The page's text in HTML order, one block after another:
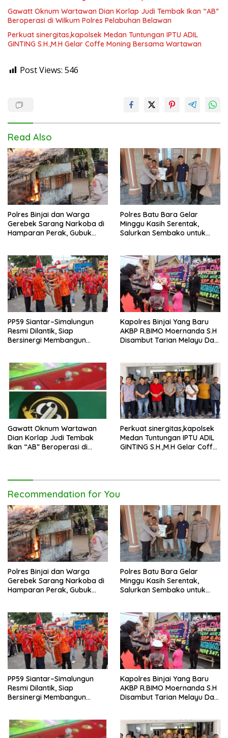
Gawatt Oknum Wartawan Dian Korlap Judi Tembak Ikan “AB”
Beroperasi di Wilkum Polres Pelabuhan Belawan
Perkuat sinergitas,kapolsek Medan Tuntungan IPTU ADIL
GINTING S.H.,M.H Gelar Coffe Moning Bersama Wartawan
Post Views: 546
Read Also
Polres Binjai dan Warga
Gerebek Sarang Narkoba di
Hamparan Perak, Gubuk
Polres Batu Bara Gelar
Minggu Kasih Serentak,
Salurkan Sembako untuk
PP59 Siantar–Simalungun
Resmi Dilantik, Siap
Bersinergi Membangun
Kapolres Binjai Yang Baru
AKBP R.BIMO Moernanda S.H
Disambut Tarian Melayu Dan
Gawatt Oknum Wartawan
Dian Korlap Judi Tembak
Ikan “AB” Beroperasi di
Perkuat sinergitas,kapolsek
Medan Tuntungan IPTU ADIL
GINTING S.H.,M.H Gelar Coffe
Recommendation for You
Polres Binjai dan Warga
Gerebek Sarang Narkoba di
Hamparan Perak, Gubuk
Polres Batu Bara Gelar
Minggu Kasih Serentak,
Salurkan Sembako untuk
PP59 Siantar–Simalungun
Resmi Dilantik, Siap
Bersinergi Membangun
Kapolres Binjai Yang Baru
AKBP R.BIMO Moernanda S.H
Disambut Tarian Melayu Dan